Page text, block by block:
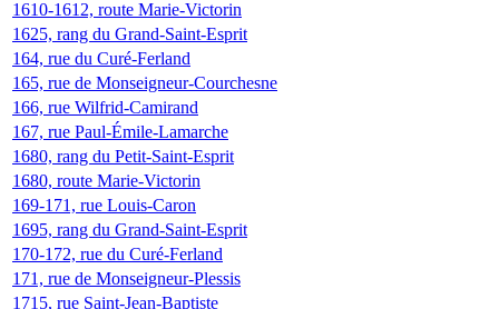
1610-1612, route Marie-Victorin
1625, rang du Grand-Saint-Esprit
164, rue du Curé-Ferland
165, rue de Monseigneur-Courchesne
166, rue Wilfrid-Camirand
167, rue Paul-Émile-Lamarche
1680, rang du Petit-Saint-Esprit
1680, route Marie-Victorin
169-171, rue Louis-Caron
1695, rang du Grand-Saint-Esprit
170-172, rue du Curé-Ferland
171, rue de Monseigneur-Plessis
1715, rue Saint-Jean-Baptiste